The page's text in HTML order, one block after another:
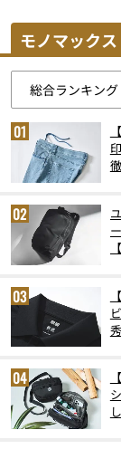
モノマック